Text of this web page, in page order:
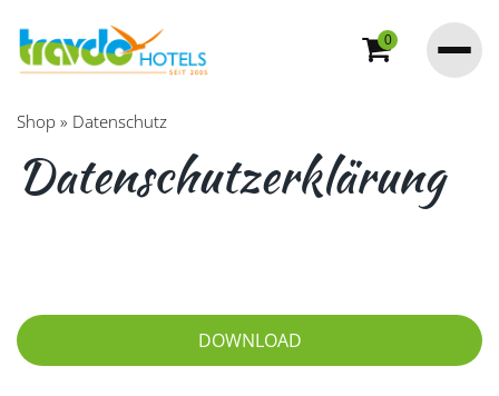
0
Shop » Datenschutz
Datenschutzerklärung
DOWNLOAD